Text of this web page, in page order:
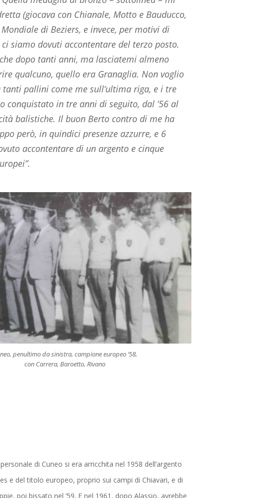
(giocava con Chianale, Motto e Bauducco,
di Beziers, e invece, per motivi di
siamo dovuti accontentare del terzo posto.
dopo tanti anni, ma lasciatemi almeno
qualcuno, quello era Granaglia. Non voglio
pallini come me sull’ultima riga, e i tre
in tre anni di seguito, dal ’56 al
balistiche. Il buon Berto contro di me ha
però, in quindici presenze azzurre, e 6
accontentare di un argento e cinque
penultimo da sinistra, campione europeo ’58,
con Carrera, Baroetto, Rivano
di Cuneo si era arricchita nel 1958 dell’argento
e del titolo europeo, proprio sui campi di Chiavari, e di
poi bissato nel ’59. E nel 1961, dopo Alassio, avrebbe